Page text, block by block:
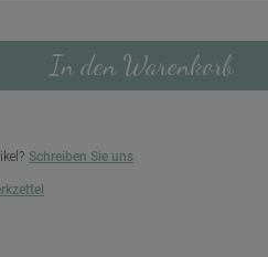
In den Warenkorb
Schreiben Sie uns